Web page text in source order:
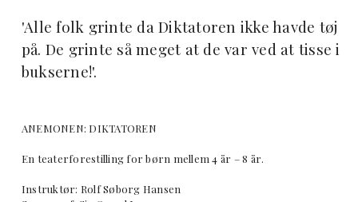
'Alle folk grinte da Diktatoren ikke havde tøj
på. De grinte så meget at de var ved at tisse i
bukserne!'.
ANEMONEN: DIKTATOREN
En teaterforestilling for børn mellem 4 år – 8 år.
Instruktør: Rolf Søborg Hansen